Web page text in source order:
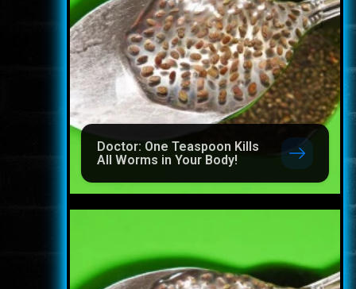
Doctor: One Teaspoon Kills
All Worms in Your Body!